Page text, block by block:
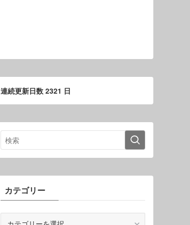
連続更新日数 2321 日
カテゴリー